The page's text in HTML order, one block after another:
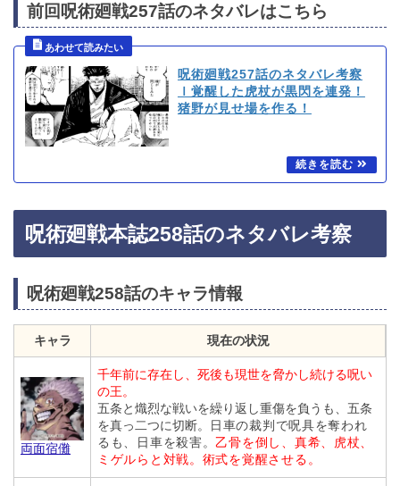
前回呪術廻戦257話のネタバレはこちら
呪術廻戦257話のネタバレ考察
ｌ覚醒した虎杖が黒閃を連発！
猪野が見せ場を作る！
呪術廻戦本誌258話のネタバレ考察
呪術廻戦258話のキャラ情報
キャラ 現在の状況
両面宿儺
千年前に存在し、死後も現世を脅かし続ける呪い
の王。
五条と熾烈な戦いを繰り返し重傷を負うも、五条
を真っ二つに切断。
日車の裁判で呪具を奪われ
るも、日車を殺害。乙骨を倒し、真希、虎杖、
ミゲルらと対戦。術式を覚醒させる。